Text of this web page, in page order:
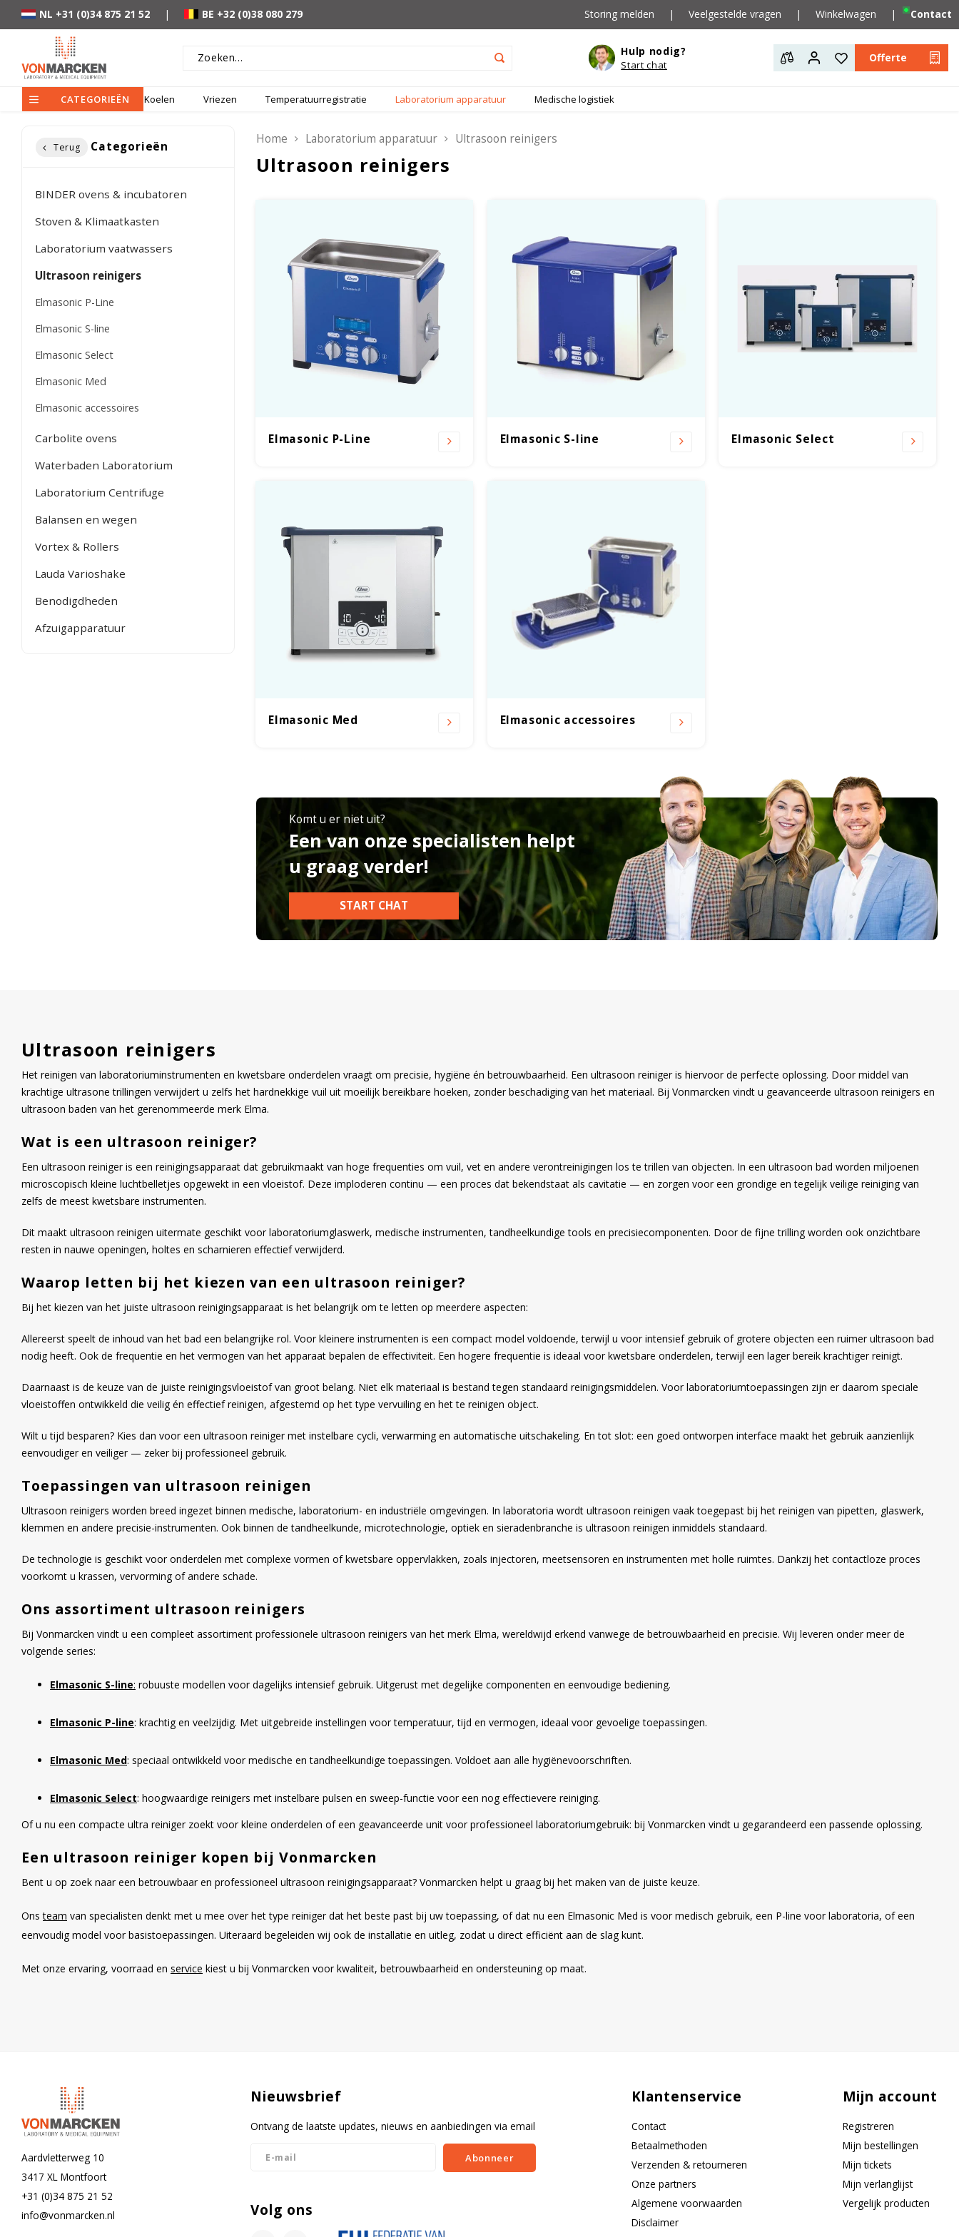
NL +31 (0)34 875 21 52 | BE +32 (0)38 080 279 Storing melden | Veelgestelde vragen | Winkelwagen | Contact
Hulp nodig?
Start chat
Offerte
CATEGORIEËN Koelen Vriezen Temperatuurregistratie Laboratorium apparatuur Medische logistiek
Terug Categorieën
BINDER ovens & incubatoren
Stoven & Klimaatkasten
Laboratorium vaatwassers
Ultrasoon reinigers
Elmasonic P-Line
Elmasonic S-line
Elmasonic Select
Elmasonic Med
Elmasonic accessoires
Carbolite ovens
Waterbaden Laboratorium
Laboratorium Centrifuge
Balansen en wegen
Vortex & Rollers
Lauda Varioshake
Benodigdheden
Afzuigapparatuur
Home Laboratorium apparatuur Ultrasoon reinigers
Ultrasoon reinigers
Elmasonic P-Line Elmasonic S-line Elmasonic Select
Elmasonic Med Elmasonic accessoires
Komt u er niet uit?
Een van onze specialisten helpt
u graag verder!
START CHAT
Ultrasoon reinigers
Het reinigen van laboratoriuminstrumenten en kwetsbare onderdelen vraagt om precisie, hygiëne én betrouwbaarheid. Een ultrasoon reiniger is hiervoor de perfecte oplossing. Door middel van
krachtige ultrasone trillingen verwijdert u zelfs het hardnekkige vuil uit moeilijk bereikbare hoeken, zonder beschadiging van het materiaal. Bij Vonmarcken vindt u geavanceerde ultrasoon reinigers en
ultrasoon baden van het gerenommeerde merk Elma.
Wat is een ultrasoon reiniger?
Een ultrasoon reiniger is een reinigingsapparaat dat gebruikmaakt van hoge frequenties om vuil, vet en andere verontreinigingen los te trillen van objecten. In een ultrasoon bad worden miljoenen
microscopisch kleine luchtbelletjes opgewekt in een vloeistof. Deze imploderen continu — een proces dat bekendstaat als cavitatie — en zorgen voor een grondige en tegelijk veilige reiniging van
zelfs de meest kwetsbare instrumenten.
Dit maakt ultrasoon reinigen uitermate geschikt voor laboratoriumglaswerk, medische instrumenten, tandheelkundige tools en precisiecomponenten. Door de fijne trilling worden ook onzichtbare
resten in nauwe openingen, holtes en scharnieren effectief verwijderd.
Waarop letten bij het kiezen van een ultrasoon reiniger?
Bij het kiezen van het juiste ultrasoon reinigingsapparaat is het belangrijk om te letten op meerdere aspecten:
Allereerst speelt de inhoud van het bad een belangrijke rol. Voor kleinere instrumenten is een compact model voldoende, terwijl u voor intensief gebruik of grotere objecten een ruimer ultrasoon bad
nodig heeft. Ook de frequentie en het vermogen van het apparaat bepalen de effectiviteit. Een hogere frequentie is ideaal voor kwetsbare onderdelen, terwijl een lager bereik krachtiger reinigt.
Daarnaast is de keuze van de juiste reinigingsvloeistof van groot belang. Niet elk materiaal is bestand tegen standaard reinigingsmiddelen. Voor laboratoriumtoepassingen zijn er daarom speciale
vloeistoffen ontwikkeld die veilig én effectief reinigen, afgestemd op het type vervuiling en het te reinigen object.
Wilt u tijd besparen? Kies dan voor een ultrasoon reiniger met instelbare cycli, verwarming en automatische uitschakeling. En tot slot: een goed ontworpen interface maakt het gebruik aanzienlijk
eenvoudiger en veiliger — zeker bij professioneel gebruik.
Toepassingen van ultrasoon reinigen
Ultrasoon reinigers worden breed ingezet binnen medische, laboratorium- en industriële omgevingen. In laboratoria wordt ultrasoon reinigen vaak toegepast bij het reinigen van pipetten, glaswerk,
klemmen en andere precisie-instrumenten. Ook binnen de tandheelkunde, microtechnologie, optiek en sieradenbranche is ultrasoon reinigen inmiddels standaard.
De technologie is geschikt voor onderdelen met complexe vormen of kwetsbare oppervlakken, zoals injectoren, meetsensoren en instrumenten met holle ruimtes. Dankzij het contactloze proces
voorkomt u krassen, vervorming of andere schade.
Ons assortiment ultrasoon reinigers
Bij Vonmarcken vindt u een compleet assortiment professionele ultrasoon reinigers van het merk Elma, wereldwijd erkend vanwege de betrouwbaarheid en precisie. Wij leveren onder meer de
volgende series:
Elmasonic S-line: robuuste modellen voor dagelijks intensief gebruik. Uitgerust met degelijke componenten en eenvoudige bediening.
Elmasonic P-line: krachtig en veelzijdig. Met uitgebreide instellingen voor temperatuur, tijd en vermogen, ideaal voor gevoelige toepassingen.
Elmasonic Med: speciaal ontwikkeld voor medische en tandheelkundige toepassingen. Voldoet aan alle hygiënevoorschriften.
Elmasonic Select: hoogwaardige reinigers met instelbare pulsen en sweep-functie voor een nog effectievere reiniging.
Of u nu een compacte ultra reiniger zoekt voor kleine onderdelen of een geavanceerde unit voor professioneel laboratoriumgebruik: bij Vonmarcken vindt u gegarandeerd een passende oplossing.
Een ultrasoon reiniger kopen bij Vonmarcken
Bent u op zoek naar een betrouwbaar en professioneel ultrasoon reinigingsapparaat? Vonmarcken helpt u graag bij het maken van de juiste keuze.
Onsteam van specialisten denkt met u mee over het type reiniger dat het beste past bij uw toepassing, of dat nu een Elmasonic Med is voor medisch gebruik, een P-line voor laboratoria, of een
eenvoudig model voor basistoepassingen. Uiteraard begeleiden wij ook de installatie en uitleg, zodat u direct efficiënt aan de slag kunt.
Met onze ervaring, voorraad en service kiest u bij Vonmarcken voor kwaliteit, betrouwbaarheid en ondersteuning op maat.
Aardvletterweg 10
3417 XL Montfoort
+31 (0)34 875 21 52
info@vonmarcken.nl
Nieuwsbrief
Ontvang de laatste updates, nieuws en aanbiedingen via email
Abonneer
Volg ons
Klantenservice
Contact
Betaalmethoden
Verzenden & retourneren
Onze partners
Algemene voorwaarden
Disclaimer
Mijn account
Registreren
Mijn bestellingen
Mijn tickets
Mijn verlanglijst
Vergelijk producten